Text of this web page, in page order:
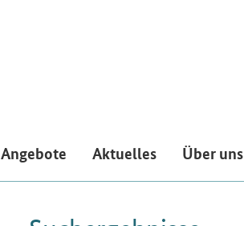
Angebote Aktuelles Über uns